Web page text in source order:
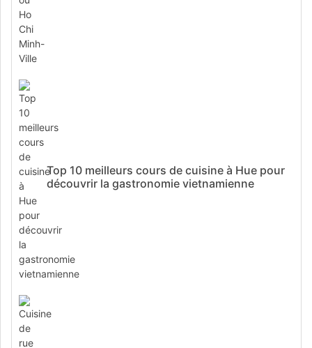
Top 10 meilleurs cours de cuisine à Hue pour
découvrir la gastronomie vietnamienne